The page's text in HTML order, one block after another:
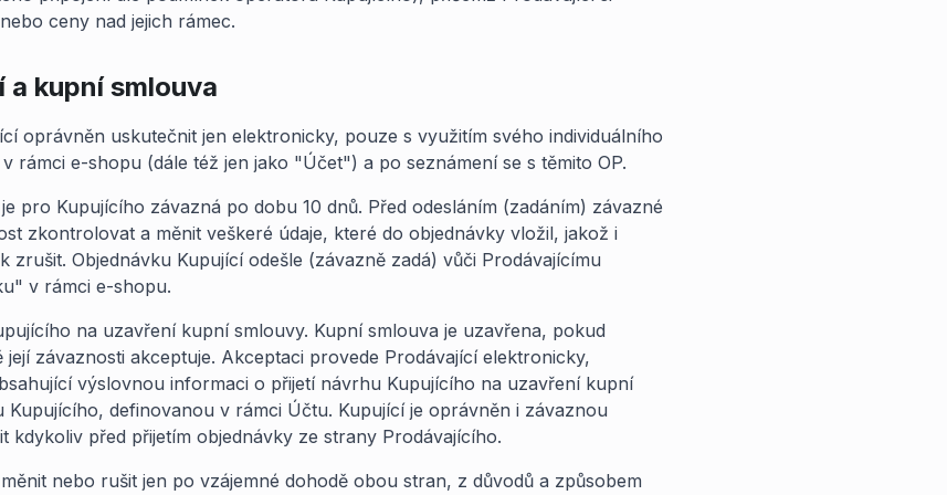
ceny nad jejich rámec.
a kupní smlouva
oprávněn uskutečnit jen elektronicky, pouze s využitím svého individuálního
rámci e-shopu (dále též jen jako "Účet") a po seznámení se s těmito OP.
pro Kupujícího závazná po dobu 10 dnů. Před odesláním (zadáním) závazné
zkontrolovat a měnit veškeré údaje, které do objednávky vložil, jakož i
zrušit. Objednávku Kupující odešle (závazně zadá) vůči Prodávajícímu
v rámci e-shopu.
na uzavření kupní smlouvy. Kupní smlouva je uzavřena, pokud
závaznosti akceptuje. Akceptaci provede Prodávající elektronicky,
výslovnou informaci o přijetí návrhu Kupujícího na uzavření kupní
Kupujícího, definovanou v rámci Účtu. Kupující je oprávněn i závaznou
kdykoliv před přijetím objednávky ze strany Prodávajícího.
nebo rušit jen po vzájemné dohodě obou stran, z důvodů a způsobem